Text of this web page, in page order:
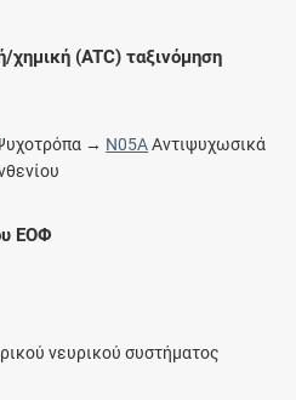
(ATC) ταξινόμηση
→ N05AΑντιψυχωσικά
ΕΟΦ
νευρικού συστήματος